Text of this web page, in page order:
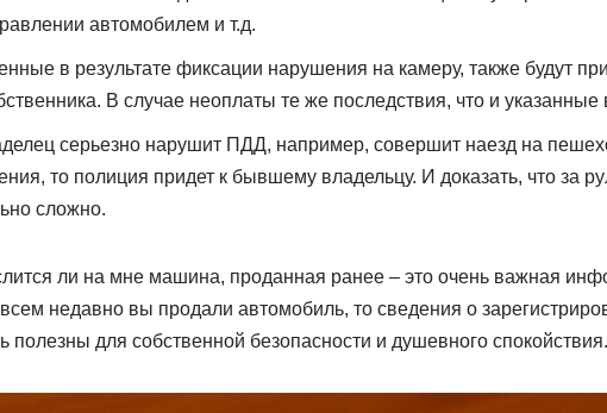
автомобилем и т.д.
в результате фиксации нарушения на камеру, также будут
В случае неоплаты те же последствия, что и указанные
серьезно нарушит ПДД, например, совершит наезд на
то полиция придет к бывшему владельцу. И доказать, что за
сложно.
ли на мне машина, проданная ранее – это очень важная
недавно вы продали автомобиль, то сведения о
полезны для собственной безопасности и душевного спокойствия.